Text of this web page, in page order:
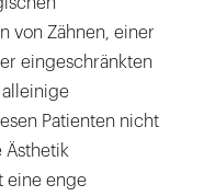
von Zähnen, einer
eingeschränkten
alleinige
Patienten nicht
Ästhetik
eine enge